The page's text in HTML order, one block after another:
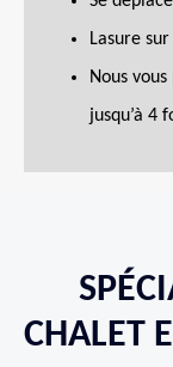
Lasure
Nous
jusqu’à 4
CHALET